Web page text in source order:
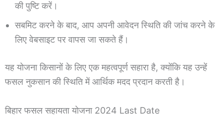
की पुष्टि करें।
सबमिट करने के बाद, आप अपनी आवेदन स्थिति की जांच करने के
लिए वेबसाइट पर वापस जा सकते हैं।
यह योजना किसानों के लिए एक महत्वपूर्ण सहारा है, क्योंकि यह उन्हें
फसल नुकसान की स्थिति में आर्थिक मदद प्रदान करती है।
बिहार फसल सहायता योजना 2024 Last Date